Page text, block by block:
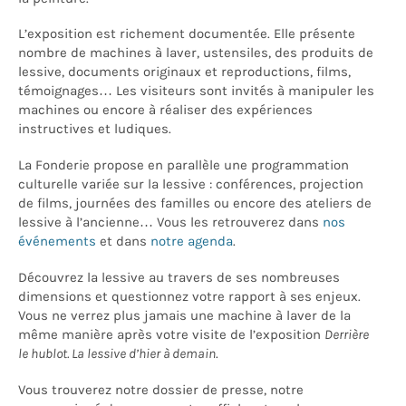
L’exposition est richement documentée. Elle présente
nombre de machines à laver, ustensiles, des produits de
lessive, documents originaux et reproductions, films,
témoignages… Les visiteurs sont invités à manipuler les
machines ou encore à réaliser des expériences
instructives et ludiques.
La Fonderie propose en parallèle une programmation
culturelle variée sur la lessive : conférences, projection
de films, journées des familles ou encore des ateliers de
lessive à l’ancienne… Vous les retrouverez dans nos
événements et dans notre agenda.
Découvrez la lessive au travers de ses nombreuses
dimensions et questionnez votre rapport à ses enjeux.
Vous ne verrez plus jamais une machine à laver de la
même manière après votre visite de l’exposition Derrière
le hublot. La lessive d’hier à demain.
Vous trouverez notre dossier de presse, notre